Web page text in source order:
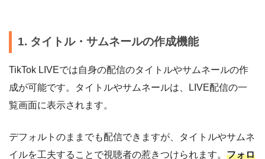
1. タイトル・サムネールの作成機能
TikTok LIVEでは自身の配信のタイトルやサムネールの作
成が可能です。タイトルやサムネールは、LIVE配信の一
覧画面に表示されます。
デフォルトのままでも配信できますが、タイトルやサムネ
イルを工夫することで視聴者の惹きつけられます。 フォロ